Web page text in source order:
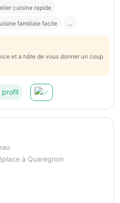
cuisine rapide
familiale facile ...
et a hâte de vous donner un coup
profil
à Quaregnon